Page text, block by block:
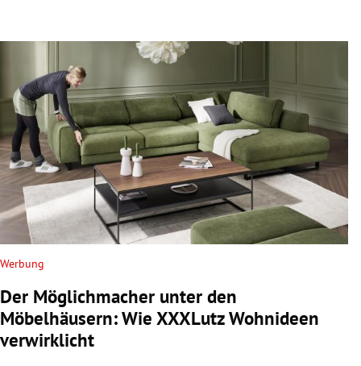
Untermenü
Untermenü
Untermenü
Untermenü
Untermenü
Untermenü
Werbung
Der Möglichmacher unter den
Möbelhäusern: Wie XXXLutz Wohnideen
verwirklicht